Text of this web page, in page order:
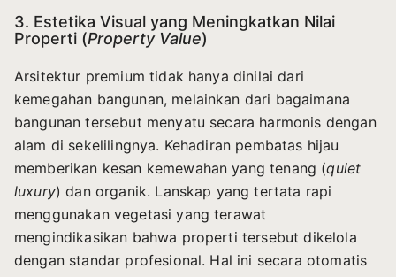
3. Estetika Visual yang Meningkatkan Nilai
Properti (Property Value)
Arsitektur premium tidak hanya dinilai dari
kemegahan bangunan, melainkan dari bagaimana
bangunan tersebut menyatu secara harmonis dengan
alam di sekelilingnya. Kehadiran pembatas hijau
memberikan kesan kemewahan yang tenang (quiet
luxury) dan organik. Lanskap yang tertata rapi
menggunakan vegetasi yang terawat
mengindikasikan bahwa properti tersebut dikelola
dengan standar profesional. Hal ini secara otomatis